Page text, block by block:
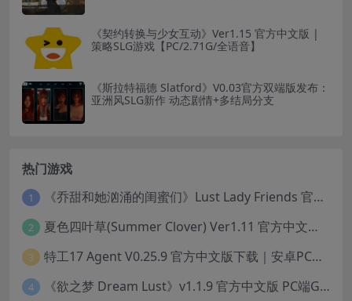
《契约转换与少女互动》Ver1.15 官方中文版 |
策略SLG游戏【PC/2.71G/全语音】
《斯拉特福德 Slatford》V0.03官方双端版发布：
亚洲风SLG新作 动态剧情+多结局分支
热门游戏
1 《乔甜和她汹涌的闺蜜们》Lust Lady Friends 官方中文版 SLG模拟经营游戏｜角色情感互动｜动态画面
2 夏色四叶草(Summer Clover) Ver1.11 官方中文版：全CG无修+动态互动SLG游戏下载
3 特工17 Agent V0.25.9 官方中文版下载｜安卓PC双端｜附存档赞助码
4 《欲之梦 Dream Lust》v1.1.9 官方中文版 PC端Galgame推荐